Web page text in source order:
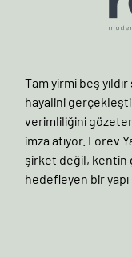
Tam yirmi beş
hayalini
verimliliğini
imza atıyor. Forev
şirket değil, kentin
hedefleyen bir